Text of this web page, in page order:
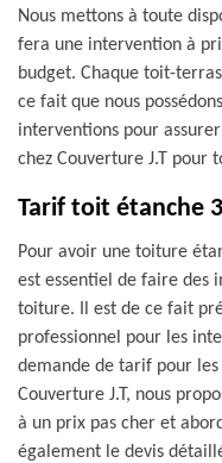
Nous mettons à toute
fera une intervention à
budget. Chaque toit-
ce fait que nous
interventions pour
chez Couverture J.T pour
Tarif toit étanche
Pour avoir une toiture
est essentiel de faire des
toiture. Il est de ce fait
professionnel pour les
demande de tarif pour les
Couverture J.T, nous
à un prix pas cher et
également le devis